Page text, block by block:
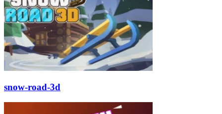
snow-road-3d